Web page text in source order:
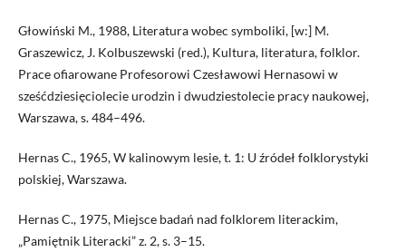
Głowiński M., 1988, Literatura wobec symboliki, [w:] M.
Graszewicz, J. Kolbuszewski (red.), Kultura, literatura, folklor.
Prace ofiarowane Profesorowi Czesławowi Hernasowi w
sześćdziesięciolecie urodzin i dwudziestolecie pracy naukowej,
Warszawa, s. 484–496.
Hernas C., 1965, W kalinowym lesie, t. 1: U źródeł folklorystyki
polskiej, Warszawa.
Hernas C., 1975, Miejsce badań nad folklorem literackim,
„Pamiętnik Literacki” z. 2, s. 3–15.